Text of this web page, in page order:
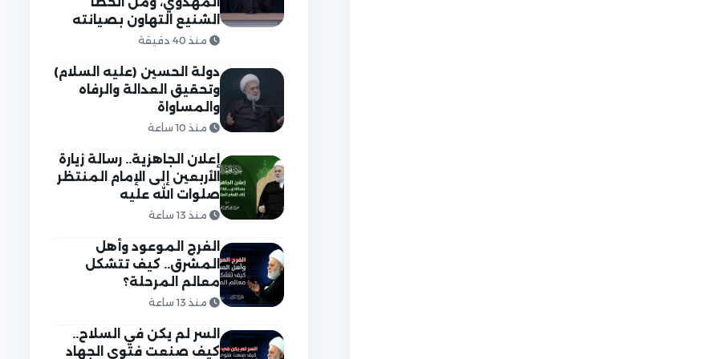
الشنيع التهاون بصيانته
منذ 40 دقيقة
دولة الحسين (عليه السلام)
وتحقيق العدالة والرفاه
والمساواة
منذ 10 ساعة
إعلان الجاهزية.. رسالة زيارة
الأربعين إلى الإمام المنتظر
صلوات الله عليه
منذ 13 ساعة
الفرج الموعود وأهل
المشرق.. كيف تتشكل
معالم المرحلة؟
منذ 13 ساعة
السر لم يكن في السلاح..
كيف صنعت فتوى الجهاد